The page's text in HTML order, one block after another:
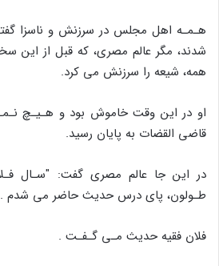
هـمـه اهل مجلس در سرزنش و ناسزا
شدند، مگر عالم مصرى، که قبل از این
همه، شیعه را سرزنش مى کرد.
او در این وقت خاموش بود و هـیـچ
قاضى القضات به پایان رسید.
در این جا عالم مصرى گفت: "سـال
طـولون، پاى درس حدیث حاضر مى شدم .
فلان فقیه حدیث مـى گـفـت .